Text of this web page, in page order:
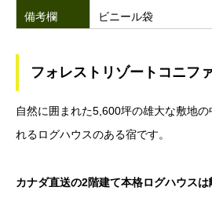
備考欄
ビニール袋
フォレストリゾートコニフ
自然に囲まれた5,600坪の雄大な敷地
れるログハウスのある宿です。
カナダ直送の2階建て本格ログハウス